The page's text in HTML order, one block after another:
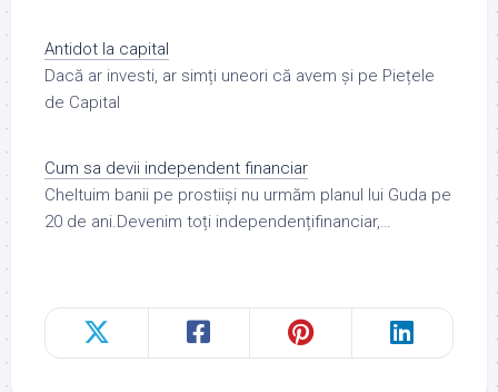
Antidot la capital
Dacă ar investi, ar simți uneori că avem și pe Piețele
de Capital
Cum sa devii independent financiar
Cheltuim banii pe prostiiși nu urmăm planul lui Guda pe
20 de ani.Devenim toți independențifinanciar,…